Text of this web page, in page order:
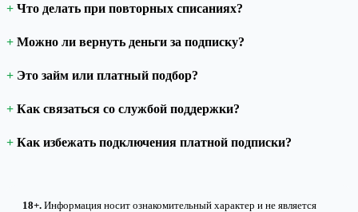
Что делать при повторных списаниях?
Можно ли вернуть деньги за подписку?
Это займ или платный подбор?
Как связаться со службой поддержки?
Как избежать подключения платной подписки?
18+. Информация носит ознакомительный характер и не является